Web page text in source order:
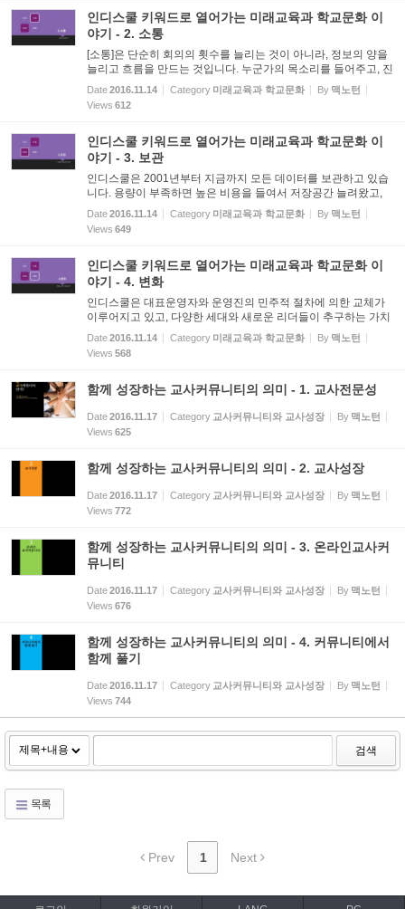
인디스쿨 키워드로 열어가는 미래교육과 학교문화 이
야기 - 2. 소통
[소통]은 단순히 회의의 횟수를 늘리는 것이 아니라, 정보의 양을
늘리고 흐름을 만드는 것입니다. 누군가의 목소리를 들어주고, 진
심으로 반응해주는 과정이 인디스쿨에서 일어나고 있습니다. 말
보다 글로 전달되는 정보이기에 더 신중하고 사뭇 진지한 분위...
Date2016.11.14 Category 미래교육과 학교문화 By 맥노턴
Views 612
인디스쿨 키워드로 열어가는 미래교육과 학교문화 이
야기 - 3. 보관
인디스쿨은 2001년부터 지금까지 모든 데이터를 보관하고 있습
니다. 용량이 부족하면 높은 비용을 들여서 저장공간 늘려왔고,
그로인해 신뢰할 수 있는 기록보관소의 역할을 하고 있습니다. 학
교의 기록물은 어디에 보관되어 있나요? 학교도서관의 역할에 대
해...
Date2016.11.14 Category 미래교육과 학교문화 By 맥노턴
Views 649
인디스쿨 키워드로 열어가는 미래교육과 학교문화 이
야기 - 4. 변화
인디스쿨은 대표운영자와 운영진의 민주적 절차에 의한 교체가
이루어지고 있고, 다양한 세대와 새로운 리더들이 추구하는 가치
관에 따라 변화하고 있습니다. 독단적인 의사결정보다 시간이 걸
리더라도 모두가 동의하는 만장일치제를 적용하여 다소 느린 걸
음...
Date2016.11.14 Category 미래교육과 학교문화 By 맥노턴
Views 568
함께 성장하는 교사커뮤니티의 의미 - 1. 교사전문성
Date2016.11.17 Category 교사커뮤니티와 교사성장 By 맥노턴
Views 625
함께 성장하는 교사커뮤니티의 의미 - 2. 교사성장
Date2016.11.17 Category 교사커뮤니티와 교사성장 By 맥노턴
Views 772
함께 성장하는 교사커뮤니티의 의미 - 3. 온라인교사커
뮤니티
Date2016.11.17 Category 교사커뮤니티와 교사성장 By 맥노턴
Views 676
함께 성장하는 교사커뮤니티의 의미 - 4. 커뮤니티에서
함께 풀기
Date2016.11.17 Category 교사커뮤니티와 교사성장 By 맥노턴
Views 744
검색
목록
Prev 1 Next